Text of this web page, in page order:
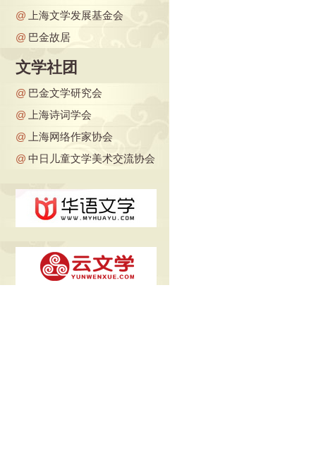
@
上海文学发展基金会
@ 巴金故居
文学社团
@ 巴金文学研究会
@
上海诗词学会
@
上海网络作家协会
@ 中日儿童文学美术交流协会